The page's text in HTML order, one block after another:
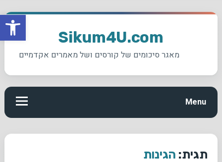
פתח
Skip
Sikum4U.com
מאגר סיכומים של קורסים ושל מאמרים אקדמיים
Menu
תגית: הגינות